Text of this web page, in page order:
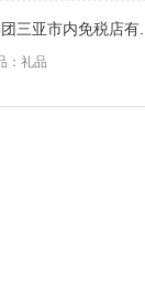
三亚市内免税店有...
： 礼品